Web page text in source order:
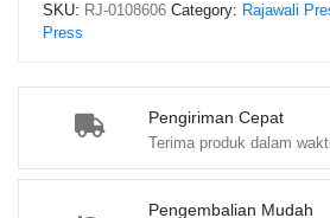
Pengiriman Cepat
Terima produk dalam
Pengembalian Mudah
SKU: RJ-0108606 Category: Rajawali
Press